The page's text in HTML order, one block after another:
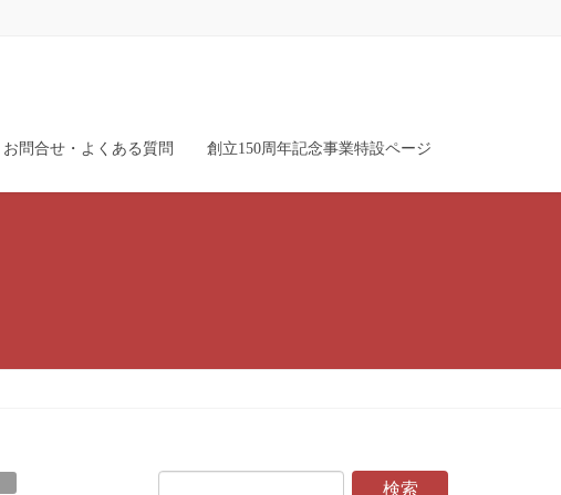
お問合せ・よくある質問 創立150周年記念事業特設ページ